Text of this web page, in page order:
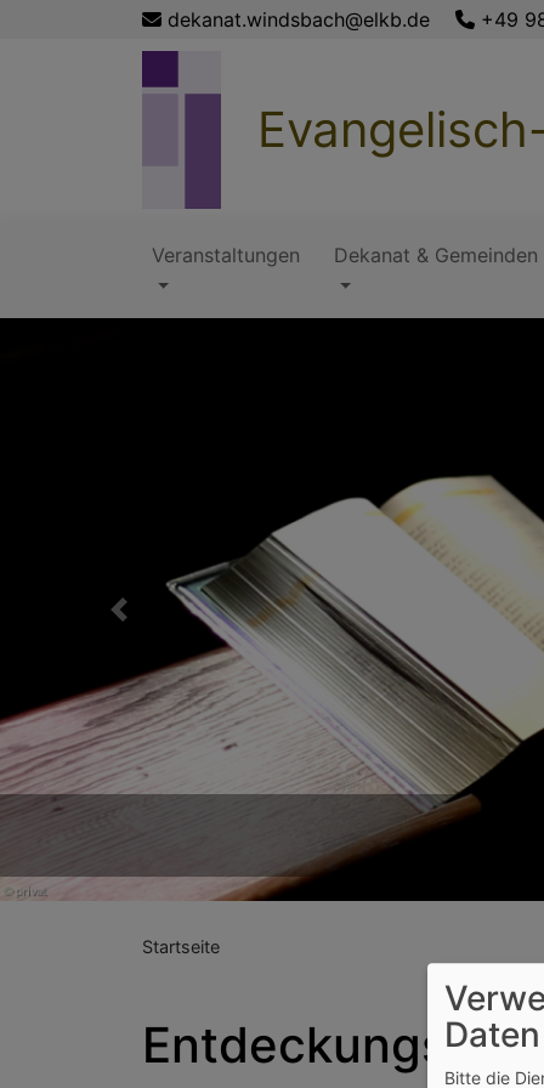
dekanat.windsbach@elkb.de +49
Hauptnavigation
Veranstaltungen Dekanat & Gemeinden
Previous
Startseite
Bitte die